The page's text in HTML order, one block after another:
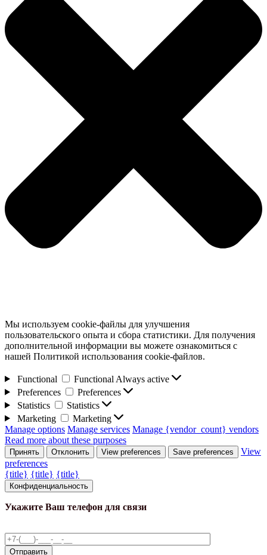
Мы используем cookie-файлы для улучшения
пользовательского опыта и сбора статистики. Для получения
дополнительной информации вы можете ознакомиться с
нашей Политикой использования cookie-файлов.
Functional Functional Always active
Preferences
Preferences
Statistics
Statistics
Marketing
Marketing
Manage options Manage services Manage {vendor_count} vendors
Read more about these purposes
Принять Отклонить View preferences Save preferences
View
preferences
{title} {title} {title}
Конфиденциальность
Укажите Ваш телефон для связи